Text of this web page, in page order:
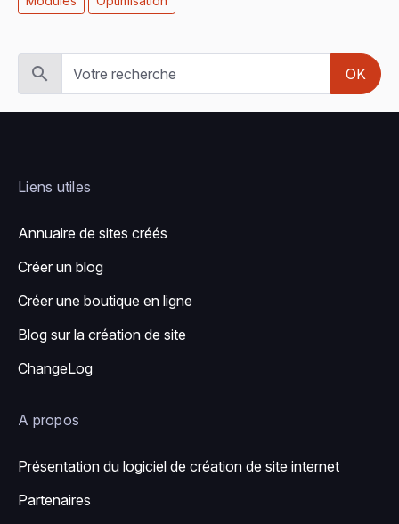
OK
Liens utiles
Annuaire de sites créés
Créer un blog
Créer une boutique en ligne
Blog sur la création de site
ChangeLog
A propos
Présentation du logiciel de création de site internet
Partenaires